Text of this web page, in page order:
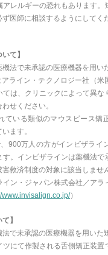
アレルギーの恐れもあります。
医師に相談するようにしてく
て】
法で未承認の医療機器を用い
ライン・テクノロジー社（米
は、クリニックによって異な
せください。
いる類似のマウスピース矯
ます。
900万人の方がインビザライ
す。インビザラインは薬機法で
救済制度の対象に該当しませ
ン・ジャパン株式会社／アラ
www.invisalign.co.jp/）
】
で未承認の医療機器を用いた
にて作製される舌側矯正装置